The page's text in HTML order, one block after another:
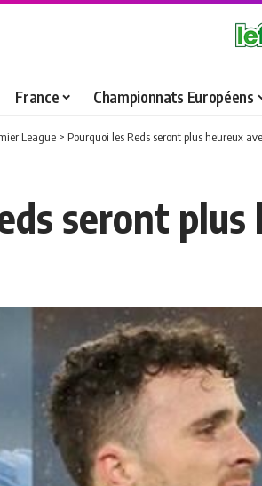
France Championnats Européens
League > Pourquoi les Reds seront plus heureux
seront plus